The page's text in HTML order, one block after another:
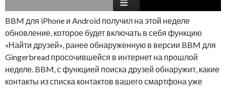
BBM для iPhone и Android получил на этой неделе
обновление, которое будет включать в себя функцию
«Найти друзей», ранее обнаруженную в версии BBM для
Gingerbread просочившейся в интернет на прошлой
неделе. BBM, с функцией поиска друзей обнаружит, какие
контакты из списка контактов вашего смартфона уже